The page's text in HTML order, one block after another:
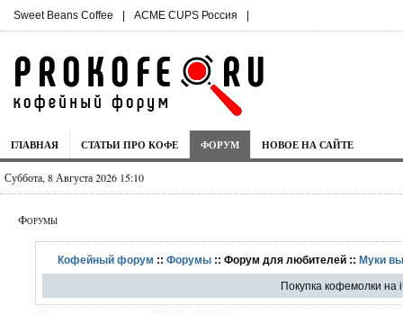
Sweet Beans Coffee | ACME CUPS Россия |
ГЛАВНАЯ СТАТЬИ ПРО КОФЕ ФОРУМ НОВОЕ НА САЙТЕ
Суббота, 8 Августа 2026 15:10
Форумы
Кофейный форум ::Форумы :: Форум для любителей ::Муки
Покупка кофемолки на